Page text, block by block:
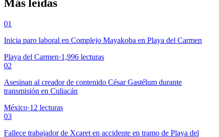
Más leídas
01
Inicia paro laboral en Complejo Mayakoba en Playa del Carmen
Playa del Carmen·1,996 lecturas
02
Asesinan al creador de contenido César Gastélum durante
transmisión en Culiacán
México·12 lecturas
03
Fallece trabajador de Xcaret en accidente en tramo de Playa del